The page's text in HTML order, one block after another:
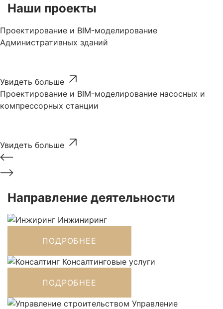
Наши проекты
Проектирование и BIM-моделирование
Административных зданий
Увидеть больше
Проектирование и BIM-моделирование насосных и
компрессорных станции
Увидеть больше
Направление деятельности
Инжиниринг
ПОДРОБНЕЕ
Консалтинговые услуги
ПОДРОБНЕЕ
Управление